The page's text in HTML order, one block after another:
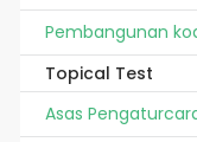
Pembangunan
Topical Test
Asas